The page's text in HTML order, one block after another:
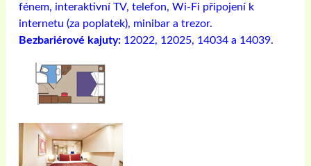
fénem, ​​interaktivní TV, telefon, Wi-Fi připojení k
internetu (za poplatek), minibar a trezor.
Bezbariérové ​​kajuty: 12022, 12025, 14034 a 14039.